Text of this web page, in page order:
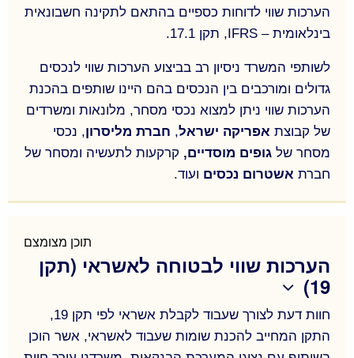
דירות בפרויקטים להתחדשות עירונית – תמ"א 38 ופינוי
בינוי – בערים שונות ברחבי הארץ.
ליווי שוטף ומקיף ליזמים – הכנת בדיקות כדאיות
ניתוח מקדמי פינוי; טיפול בהפחתת תשלומים; סיוע
במציאת פתרונות מימון (בנקאי, מוסדי, חוץ בנקאי)
יזמים; ניתוח הצעות היזמים; ניקוד דירות;
הערכות שווי לדוחות כספיים בהתאם לתקינה חשבונאית
בינלאומית – IFRS, תקן 17.1.
לשותפי המשרד ניסיון רב בביצוע הערכות שווי לנכסים
גדולים ומורכבים בין הנכסים בהם היינו שותפים בהכנת
הערכות שווי ניתן למצוא נכסי מסחר, מלונאות ומשרדים
של קבוצת אפריקה ישראל, חברת מליסרון, נכסי
מסחר של גופים מוסדיים, קרקעות לתעשיה ומסחר של
חברת אשטרום נכסים ועוד.
לשותפי המשרד ניסיון רב בביצוע הערכות שווי לנכסים
גדולים ומורכבים בין הנכסים בהם היינו שותפים בהכנת
הערכות שווי ניתן למצוא נכסי מסחר, מלונאות ומשרדים
של קבוצתאפריקה ישראל,חברת מליסרון, נכסי
מסחר שלגופים מוסדיים,קרקעות לתעשיה ומסחר של
תוכן מצומצם
הערכות שווי לבטוחה לאשראי (תקן
19)
חוות דעת לצורך שעבוד לקבלת אשראי לפי תקן 19,
התקן המחייב להכנת שומות שעבוד לאשראי, אשר הוכן